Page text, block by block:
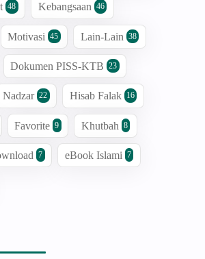
48 Kebangsaan 46
Motivasi 45 Lain-Lain 38
Dokumen PISS-KTB 23
Nadzar 22 Hisab Falak 16
Favorite 9 Khutbah 8
7 eBook Islami 7